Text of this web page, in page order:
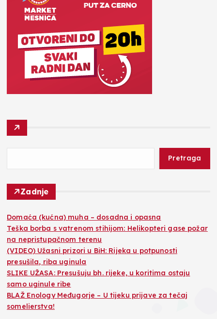
Pretraga
Zadnje
Domaća (kućna) muha – dosadna i opasna
Teška borba s vatrenom stihijom: Helikopteri gase požar
na nepristupačnom terenu
(VIDEO) Užasni prizori u BiH: Rijeka u potpunosti
presušila, riba uginula
SLIKE UŽASA: Presušuju bh. rijeke, u koritima ostaju
samo uginule ribe
BLAŽ Enology Međugorje – U tijeku prijave za tečaj
somelierstva!